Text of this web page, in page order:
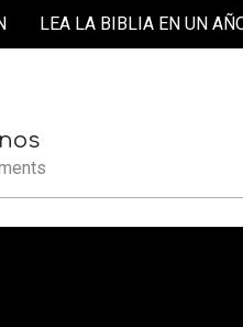
LEA LA BIBLIA EN UN